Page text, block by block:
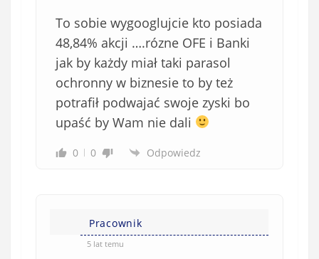
To sobie wygooglujcie kto posiada
48,84% akcji ….rózne OFE i Banki
jak by każdy miał taki parasol
ochronny w biznesie to by też
potrafił podwajać swoje zyski bo
upaść by Wam nie dali
0 0 Odpowiedz
Pracownik
5 lat temu